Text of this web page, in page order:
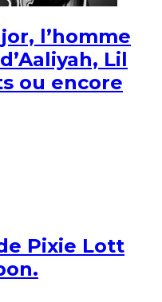
l’homme
Lil
ou encore
Pixie Lott